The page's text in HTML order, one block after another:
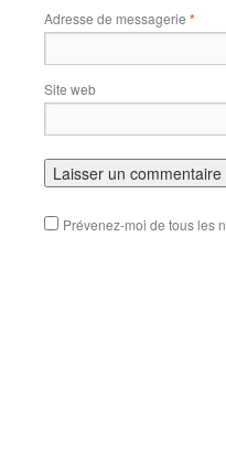
Adresse de messagerie *
Site web
Prévenez-moi de tous les